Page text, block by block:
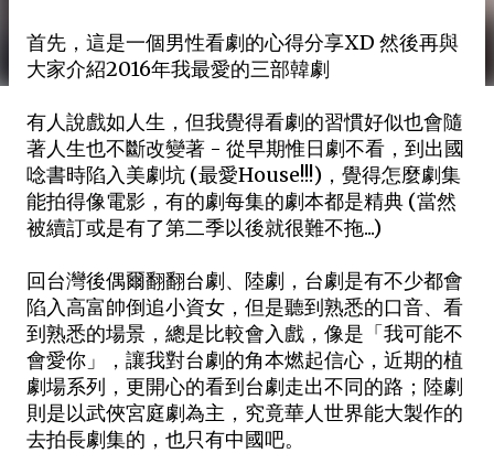
首先，這是一個男性看劇的心得分享XD 然後再與
大家介紹2016年我最愛的三部韓劇
有人說戲如人生，但我覺得看劇的習慣好似也會隨
著人生也不斷改變著 - 從早期惟日劇不看，到出國
唸書時陷入美劇坑 (最愛House!!!)，覺得怎麼劇集
能拍得像電影，有的劇每集的劇本都是精典 (當然
被續訂或是有了第二季以後就很難不拖...)
回台灣後偶爾翻翻台劇、陸劇，台劇是有不少都會
陷入高富帥倒追小資女，但是聽到熟悉的口音、看
到熟悉的場景，總是比較會入戲，像是「我可能不
會愛你」，讓我對台劇的角本燃起信心，近期的植
劇場系列，更開心的看到台劇走出不同的路；陸劇
則是以武俠宮庭劇為主，究竟華人世界能大製作的
去拍長劇集的，也只有中國吧。